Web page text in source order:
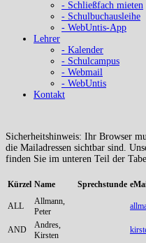
- Schließfach mieten
- Schulbuchausleihe
- WebUntis-App
Lehrer
- Kalender
- Schulcampus
- Webmail
- WebUntis
Kontakt
Sicherheitshinweis: Ihr Browser
die Mailadressen sichtbar sind.
finden Sie im unteren Teil der
Kürzel Name Sprechstunde
ALL
Allmann,
Peter
AND
Andres,
Kirsten